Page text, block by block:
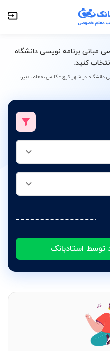
برنامه نویسی دانشگاه
کنید.
دانشگاه در شهر کرج - کلاس، معلم، دبیر،
توسط استادبانک